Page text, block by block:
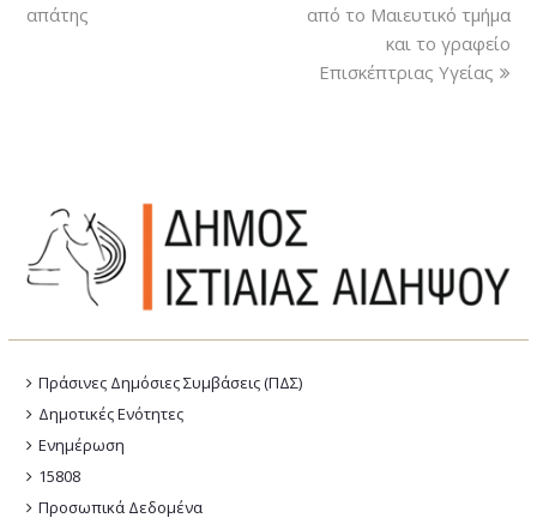
απάτης
από το Μαιευτικό τμήμα
και το γραφείο
Επισκέπτριας Υγείας
Πράσινες Δημόσιες Συμβάσεις (ΠΔΣ)
Δημοτικές Ενότητες
Ενημέρωση
15808
Προσωπικά Δεδομένα